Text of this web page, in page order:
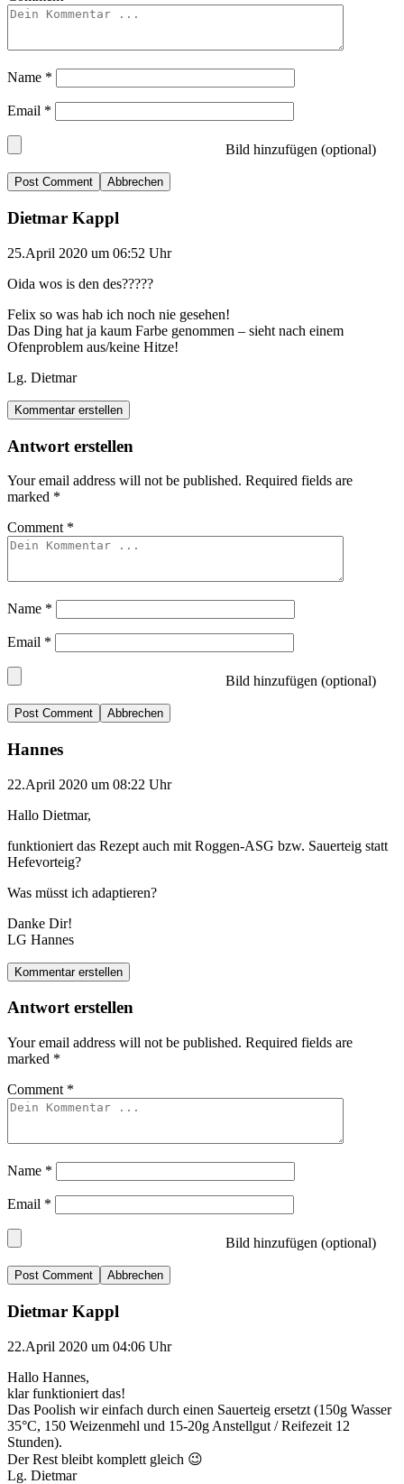
Name *
Email *
Bild hinzufügen (optional)
Abbrechen
Dietmar Kappl
25.April 2020 um 06:52 Uhr
Oida wos is den des?????
Felix so was hab ich noch nie gesehen!
Das Ding hat ja kaum Farbe genommen – sieht nach einem
Ofenproblem aus/keine Hitze!
Lg. Dietmar
Kommentar erstellen
Antwort erstellen
Your email address will not be published. Required fields are
marked *
Comment *
Name *
Email *
Bild hinzufügen (optional)
Abbrechen
Hannes
22.April 2020 um 08:22 Uhr
Hallo Dietmar,
funktioniert das Rezept auch mit Roggen-ASG bzw. Sauerteig statt
Hefevorteig?
Was müsst ich adaptieren?
Danke Dir!
LG Hannes
Kommentar erstellen
Antwort erstellen
Your email address will not be published. Required fields are
marked *
Comment *
Name *
Email *
Bild hinzufügen (optional)
Abbrechen
Dietmar Kappl
22.April 2020 um 04:06 Uhr
Hallo Hannes,
klar funktioniert das!
Das Poolish wir einfach durch einen Sauerteig ersetzt (150g Wasser
35°C, 150 Weizenmehl und 15-20g Anstellgut / Reifezeit 12
Stunden).
Der Rest bleibt komplett gleich 😉
Lg. Dietmar